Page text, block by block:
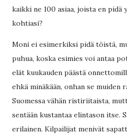
kaikki ne 100 asiaa, joista en
kohtiasi?
Moni ei esimerkiksi pidä töistä,
puhua, koska esimies voi antaa
elät kuukauden päästä
ehkä minäkään, onhan se muiden
Suomessa vähän ristiriitaista,
sentään kustantaa elintason itse.
erilainen. Kilpailijat menivät